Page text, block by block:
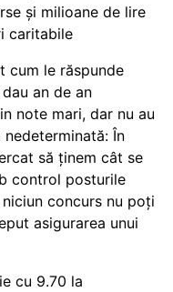
și milioane de lire
caritabile
cum le răspunde
an de an
note mari, dar nu au
În
să ținem cât se
control posturile
concurs nu poți
asigurarea unui
cu 9.70 la